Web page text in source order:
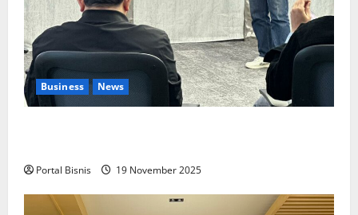
Business News
Portal Bisnis 19 November 2025